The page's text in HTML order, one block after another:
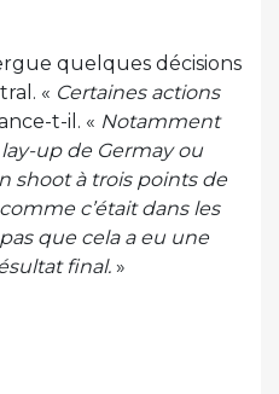
quelques décisions
« Certaines actions
t-il. « Notamment
up de Germay ou
shoot à trois points de
c’était dans les
que cela a eu une
final. »